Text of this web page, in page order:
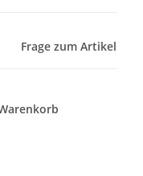
Frage zum Artikel